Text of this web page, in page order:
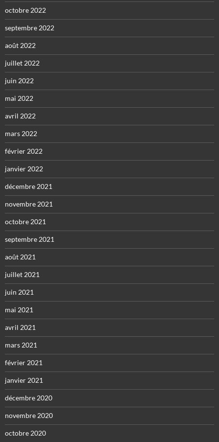
octobre 2022
septembre 2022
août 2022
juillet 2022
juin 2022
mai 2022
avril 2022
mars 2022
février 2022
janvier 2022
décembre 2021
novembre 2021
octobre 2021
septembre 2021
août 2021
juillet 2021
juin 2021
mai 2021
avril 2021
mars 2021
février 2021
janvier 2021
décembre 2020
novembre 2020
octobre 2020